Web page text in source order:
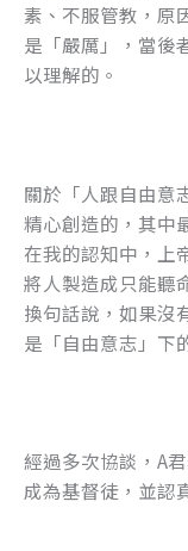
素、不服管教，原
是「嚴厲」，當後
以理解的。
關於「人跟自由意
精心創造的，其中
在我的認知中，上
將人製造成只能聽
換句話說，如果沒
是「自由意志」
經過多次協談，A
成為基督徒，並認